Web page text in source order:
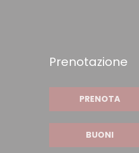
Prenotazione
PRENOTA
BUONI